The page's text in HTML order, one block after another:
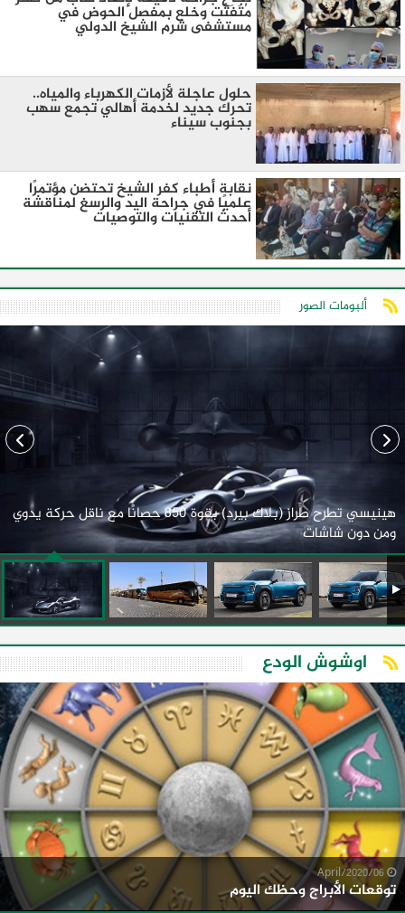
مُتَفَتِّت وخلع بمفصل الحوض في
مستشفى شرم الشيخ الدولي
حلول عاجلة لأزمات الكهرباء والمياه..
تحرك جديد لخدمة أهالي تجمع سهب
بجنوب سيناء
نقابة أطباء كفر الشيخ تحتضن مؤتمرًا
علميًا في جراحة اليد والرسغ لمناقشة
أحدث التقنيات والتوصيات
ألبومات الصور
هينيسي تطرح طراز (بلاك بيرد) بقوة 850 حصانًا مع ناقل حركة يدوي
ومن دون شاشات
اوشوش الودع
توقعات الأبراج وحظك اليوم